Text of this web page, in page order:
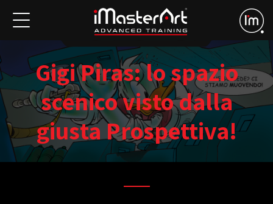
Gigi Piras: lo spazio
scenico visto dalla
giusta Prospettiva!